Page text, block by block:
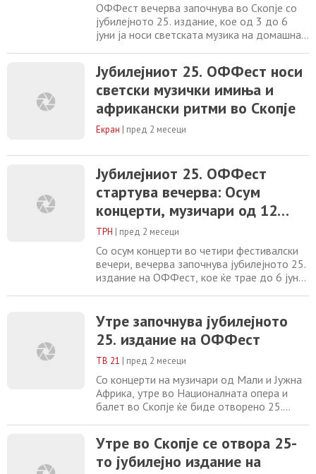
ОФФест вечерва започнува во Скопје со
јубилејното 25. издание, кое од 3 до 6
јуни ја носи светската музика на домашна
африкански настапи: Guitari Baro во 20
часот и јужноафриканската група BCUC во
22 часот. Фестивалот, кој низ годините
изгради препознатлив идентитет преку
светска музика,
Јубилејниот 25. ОФФест носи
светски музички имиња и
африкански ритми во Скопје
Екран | пред 2 месеци
Јубилејниот 25. ОФФест
стартува вечерва: Осум
концерти, музичари од 12
земји и силен африкански
пулс
ТРН | пред 2 месеци
Со осум концерти во четири фестивалски
вечери, вечерва започнува јубилејното 25.
издание на ОФФест, кое ќе трае до 6 јуни
Скопскиот џез фестивал, најавува богата
програма посветена на светската музика, а
годинава во центарот на вниманието е
континентот Африка. На прес-
Утре започнува јубилејното
25. издание на ОФФест
ТВ 21 | пред 2 месеци
Со концерти на музичари од Мали и Јужна
Африка, утре во Националната опера и
балет во Скопје ќе биде отворено 25.
во регионот. Фестивалот започнува во 20
часот со настапот на триото Guitari Baro
Утре во Скопје се отвора 25-
то јубилејно издание на